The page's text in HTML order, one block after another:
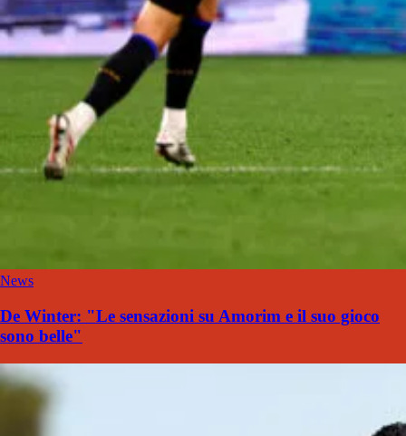
News
De Winter: "Le sensazioni su Amorim e il suo gioco
sono belle"